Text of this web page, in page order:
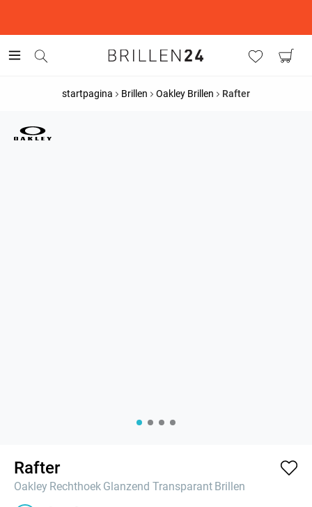
startpagina Brillen Oakley Brillen Rafter
Rafter
Oakley Rechthoek Glanzend Transparant Brillen